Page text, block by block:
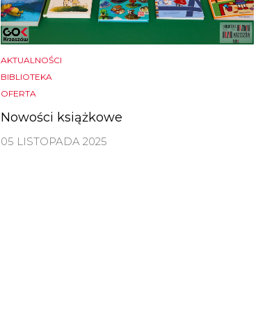
AKTUALNOŚCI
BIBLIOTEKA
OFERTA
Nowości książkowe
05 LISTOPADA 2025